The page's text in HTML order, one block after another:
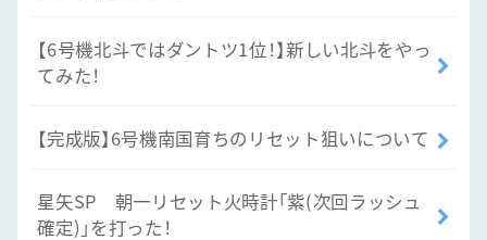
【6号機北斗ではダントツ1位！】新しい北斗をやっ
てみた！
【完成版】6号機南国育ちのリセット狙いについて
星矢SP 朝一リセット火時計「紫(次回ラッシュ
確定)」を打った！